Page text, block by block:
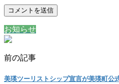
お知らせ
前の記事
美瑛ツーリストシップ宣言が美瑛町公